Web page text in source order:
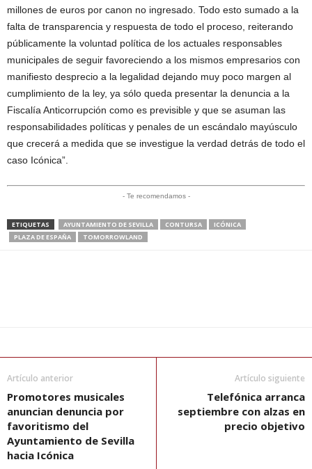
millones de euros por canon no ingresado. Todo esto sumado a la
falta de transparencia y respuesta de todo el proceso, reiterando
públicamente la voluntad política de los actuales responsables
municipales de seguir favoreciendo a los mismos empresarios con
manifiesto desprecio a la legalidad dejando muy poco margen al
cumplimiento de la ley, ya sólo queda presentar la denuncia a la
Fiscalía Anticorrupción como es previsible y que se asuman las
responsabilidades políticas y penales de un escándalo mayúsculo
que crecerá a medida que se investigue la verdad detrás de todo el
caso Icónica”.
- Te recomendamos -
ETIQUETAS AYUNTAMIENTO DE SEVILLA CONTURSA
ICÓNICA
PLAZA DE ESPAÑA
TOMORROWLAND
Artículo anterior
Promotores musicales
anuncian denuncia por
favoritismo del
Ayuntamiento de Sevilla
hacia Icónica
Artículo siguiente
Telefónica arranca
septiembre con alzas en
precio objetivo